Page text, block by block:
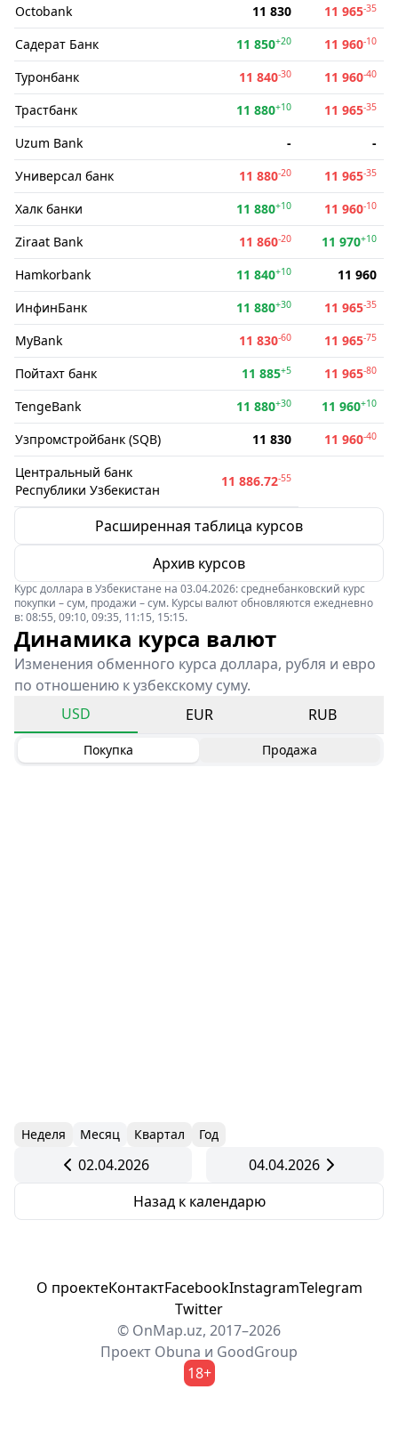
Octobank 11 830 11 965-35
Садерат Банк 11 850+20 11 960-10
Туронбанк 11 840-30 11 960-40
Трастбанк 11 880+10 11 965-35
Uzum Bank -
-
Универсал банк
11 880-20 11 965-35
Халк банки 11 880+10 11 960-10
Ziraat Bank 11 860-20 11 970+10
Hamkorbank 11 840+10
11 960
ИнфинБанк
11 880+30 11 965-35
MyBank 11 830-60 11 965-75
Пойтахт банк 11 885+5 11 965-80
TengeBank 11 880+30 11 960+10
Узпромстройбанк (SQB) 11 830 11 960-40
Центральный банк
Республики Узбекистан
11 886.72-55
Расширенная таблица курсов
Архив курсов
Курс доллара в Узбекистане на 03.04.2026: среднебанковский курс
покупки – сум, продажи – сум. Курсы валют обновляются ежедневно
в: 08:55, 09:10, 09:35, 11:15, 15:15.
Динамика курса валют
Изменения обменного курса доллара, рубля и евро
по отношению к узбекскому суму.
USD
EUR RUB
Покупка Продажа
Неделя Месяц Квартал Год
02.04.2026
04.04.2026
Назад к календарю
О проектеКонтактFacebookInstagramTelegram
Twitter
© OnMap.uz, 2017–2026
Проект Obuna и GoodGroup
18+